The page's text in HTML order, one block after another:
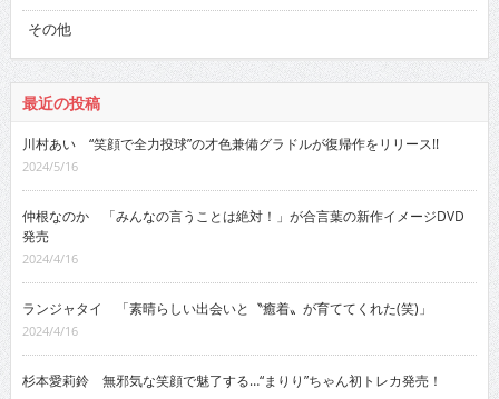
その他
最近の投稿
川村あい “笑顔で全力投球”の才色兼備グラドルが復帰作をリリース!!
2024/5/16
仲根なのか 「みんなの言うことは絶対！」が合言葉の新作イメージDVD
発売
2024/4/16
ランジャタイ 「素晴らしい出会いと〝癒着〟が育ててくれた(笑)」
2024/4/16
杉本愛莉鈴 無邪気な笑顔で魅了する…“まりり”ちゃん初トレカ発売！